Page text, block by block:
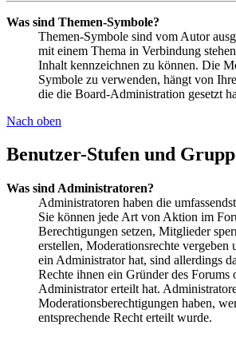
Was sind Themen-Symbole?
Themen-Symbole sind vom Autor
mit einem Thema in Verbindung
Inhalt kennzeichnen zu können. Die
Symbole zu verwenden, hängt von
die die Board-Administration gesetzt
Nach oben
Benutzer-Stufen und
Was sind Administratoren?
Administratoren haben die
Sie können jede Art von Aktion im
Berechtigungen setzen, Mitglieder
erstellen, Moderationsrechte vergeben
ein Administrator hat, sind allerdings
Rechte ihnen ein Gründer des Forums
Administrator erteilt hat.
Moderationsberechtigungen haben,
entsprechende Recht erteilt wurde.